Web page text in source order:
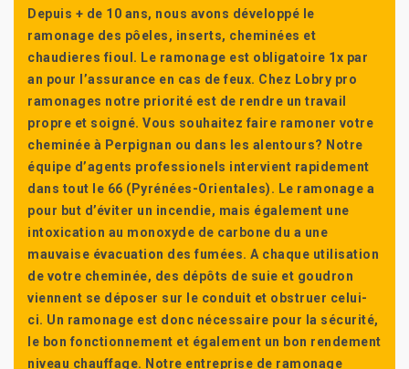
Depuis + de 10 ans, nous avons développé le
ramonage des pôeles, inserts, cheminées et
chaudieres fioul. Le ramonage est obligatoire 1x par
an pour l’assurance en cas de feux. Chez Lobry pro
ramonages notre priorité est de rendre un travail
propre et soigné. Vous souhaitez faire ramoner votre
cheminée à Perpignan ou dans les alentours? Notre
équipe d’agents professionels intervient rapidement
dans tout le 66 (Pyrénées-Orientales). Le ramonage a
pour but d’éviter un incendie, mais également une
intoxication au monoxyde de carbone du a une
mauvaise évacuation des fumées. A chaque utilisation
de votre cheminée, des dépôts de suie et goudron
viennent se déposer sur le conduit et obstruer celui-
ci. Un ramonage est donc nécessaire pour la sécurité,
le bon fonctionnement et également un bon rendement
niveau chauffage. Notre entreprise de ramonage